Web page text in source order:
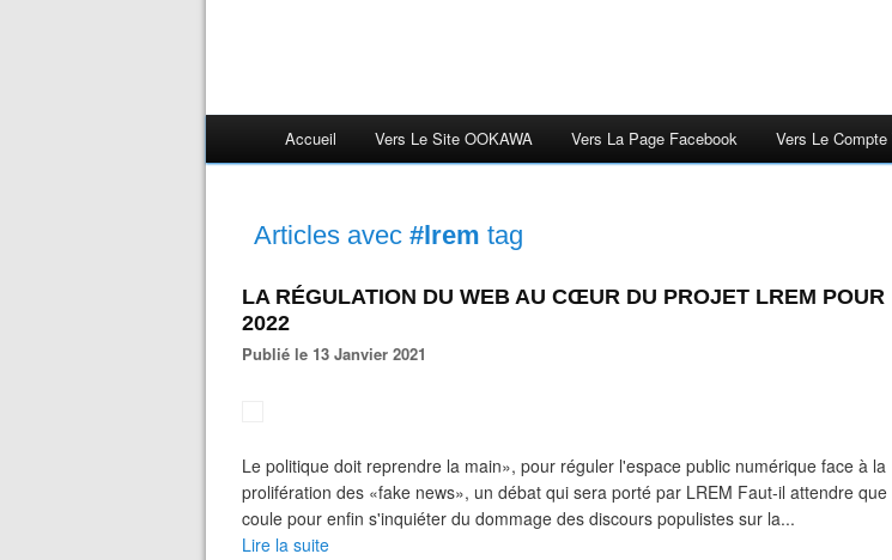
Accueil Vers Le Site OOKAWA Vers La Page Facebook Vers Le Compte
Articles avec #lrem tag
LA RÉGULATION DU WEB AU CŒUR DU PROJET LREM POUR
2022
Publié le 13 Janvier 2021
Le politique doit reprendre la main», pour réguler l'espace public numérique face à la
prolifération des «fake news», un débat qui sera porté par LREM Faut-il attendre que
coule pour enfin s'inquiéter du dommage des discours populistes sur la...
Lire la suite